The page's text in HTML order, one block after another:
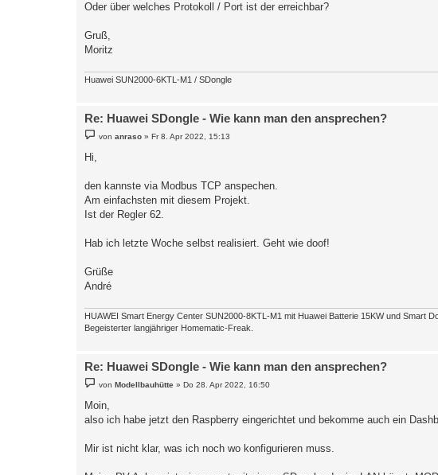
Oder über welches Protokoll / Port ist der erreichbar?
Gruß,
Moritz
Huawei SUN2000-6KTL-M1 / SDongle
Re: Huawei SDongle - Wie kann man den ansprechen?
e
t
g
vonanraso »Fr 8. Apr 2022, 15:13
Hi,
den kannste via Modbus TCP anspechen.
Am einfachsten mit diesem Projekt.
Ist der Regler 62.
Hab ich letzte Woche selbst realisiert. Geht wie doof!
Grüße
André
HUAWEI Smart Energy Center SUN2000-8KTL-M1 mit Huawei Batterie 15KW und Smart
Begeisterter langjähriger Homematic-Freak.
Re: Huawei SDongle - Wie kann man den ansprechen?
t
r
von Modellbauhütte » Do 28. Apr 2022, 16:50
Moin,
also ich habe jetzt den Raspberry eingerichtet und bekomme auch ein
Mir ist nicht klar, was ich noch wo konfigurieren muss.